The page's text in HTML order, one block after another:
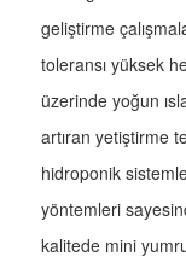
geliştirme
toleransı yüksek
üzerinde yoğun
artıran yetiştirme
hidroponik
yöntemleri
kalitede mini